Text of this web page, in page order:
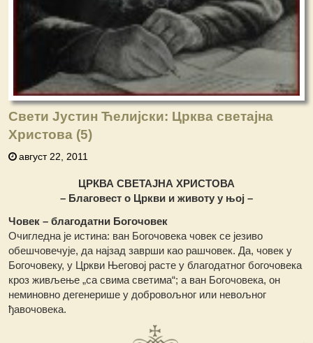
Свети Јустин Ћелијски: Црква светајна
Христова (5)
август 22, 2011
ЦРКВА СВЕТАЈНА ХРИСТОВА
– Благовест о Цркви и животу у њој –
Човек – благодатни Богочовек
Очигледна је истина: ван Богочовека човек се језиво
обешчовечује, да најзад заврши као рашчовек. Да, човек у
Богочовеку, у Цркви Његовој расте у благодатног богочовека
кроз живљење „са свима светима“; а ван Богочовека, он
неминовно дегенерише у добровољног или невољног
ђавочовека.